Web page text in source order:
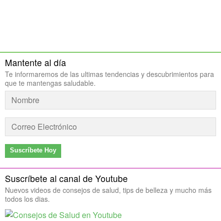
Mantente al día
Te informaremos de las ultimas tendencias y descubrimientos para
que te mantengas saludable.
Suscríbete Hoy
Suscríbete al canal de Youtube
Nuevos videos de consejos de salud, tips de belleza y mucho más
todos los dias.